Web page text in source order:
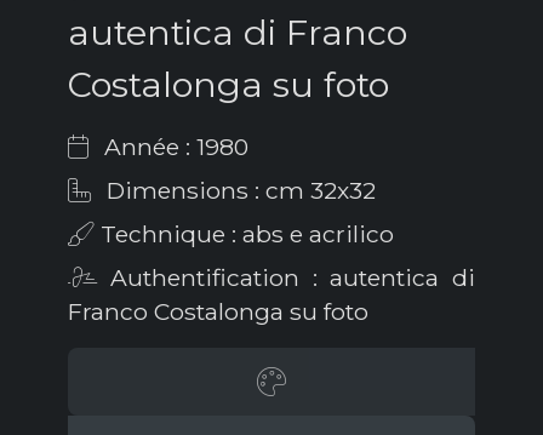
autentica di Franco
Costalonga su foto
Année : 1980
Dimensions : cm 32x32
Technique : abs e acrilico
Authentification : autentica di
Franco Costalonga su foto